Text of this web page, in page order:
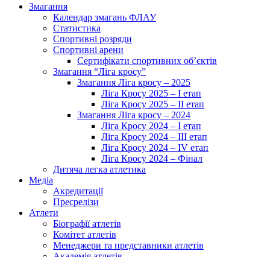
Змагання
Календар змагань ФЛАУ
Статистика
Спортивні розряди
Спортивні арени
Сертифікати спортивних об’єктів
Змагання “Ліга кросу”
Змагання Ліга кросу – 2025
Ліга Кросу 2025 – I етап
Ліга Кросу 2025 – II етап
Змагання Ліга кросу – 2024
Ліга Кросу 2024 – I етап
Ліга Кросу 2024 – III етап
Ліга Кросу 2024 – IV етап
Ліга Кросу 2024 – Фінал
Дитяча легка атлетика
Медіа
Акредитації
Пресрелізи
Атлети
Біографії атлетів
Комітет атлетів
Менеджери та представники атлетів